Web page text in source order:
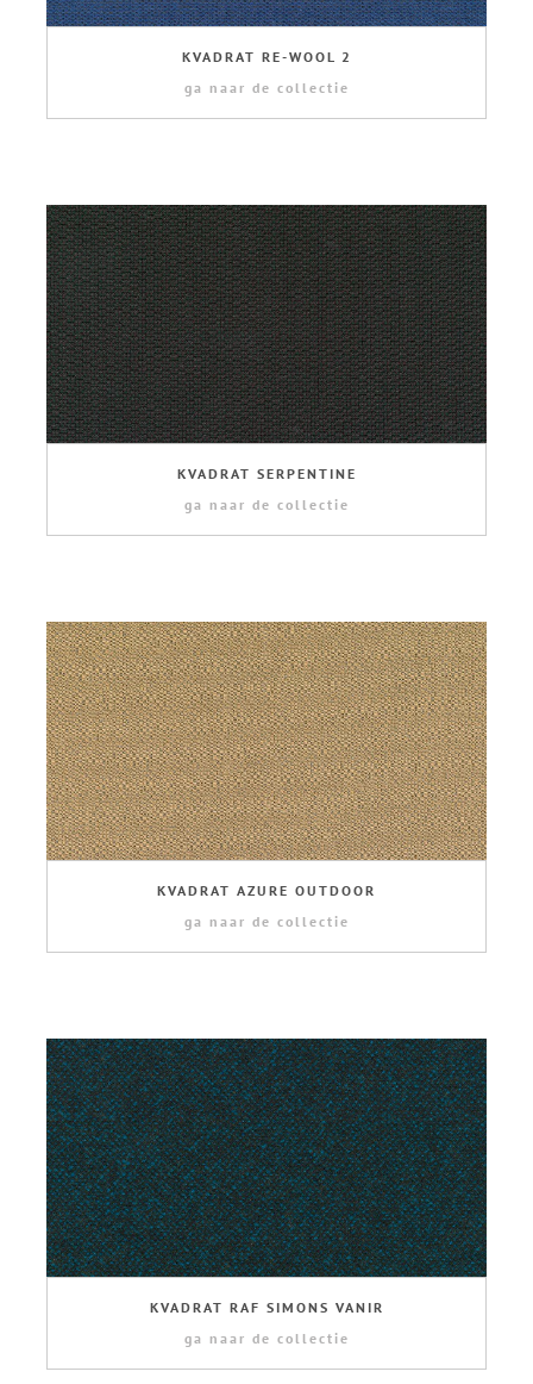
KVADRAT RE-WOOL 2
ga naar de collectie
KVADRAT SERPENTINE
ga naar de collectie
KVADRAT AZURE OUTDOOR
ga naar de collectie
KVADRAT RAF SIMONS VANIR
ga naar de collectie